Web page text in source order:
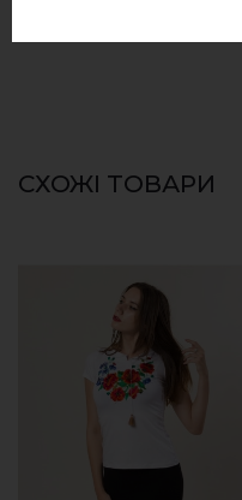
СХОЖІ ТОВАРИ